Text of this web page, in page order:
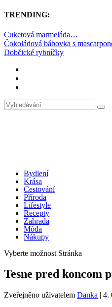
TRENDING:
Cuketová marmeláda…
Čokoládová bábovka s
Dobčické rybníčky
Bydlení
Krása
Cestování
Příroda
Lifestyle
Recepty
Zahrada
Móda
Nákupy
Vyberte možnost Stránka
Tesne pred koncom
Zveřejněno uživatelem Danka | 4.